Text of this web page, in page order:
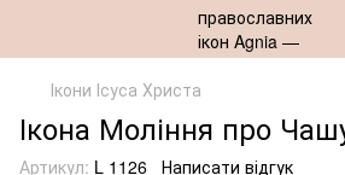
Ікони Ісуса Христа
Ікона Моління про
Артикул: L 1126 Написати відгук